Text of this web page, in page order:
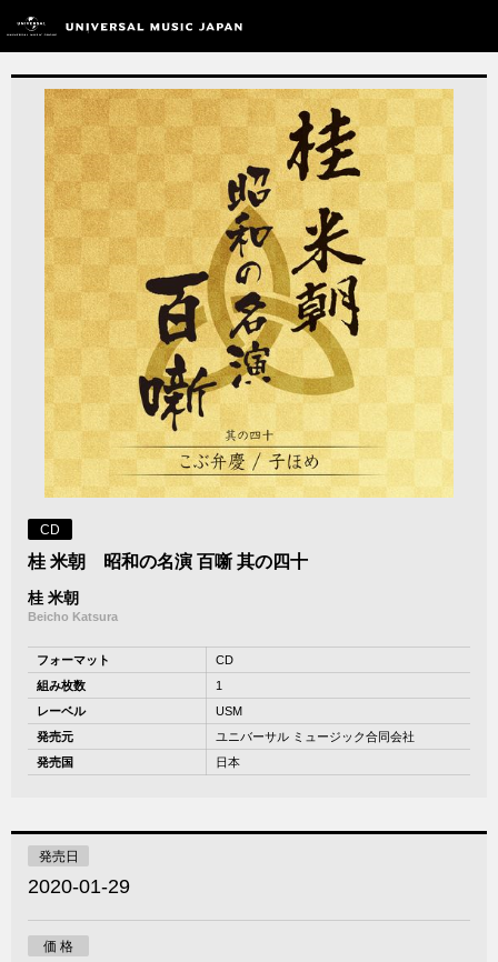
CD
桂 米朝 昭和の名演 百噺 其の四十
桂 米朝
Beicho Katsura
フォーマット
CD
組み枚数
1
レーベル
USM
発売元
ユニバーサル ミュージック合同会社
発売国
日本
発売日
2020-01-29
価 格